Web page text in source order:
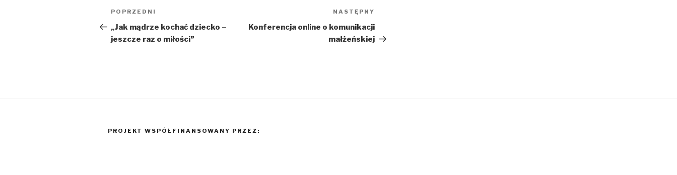
Nawigacja
wpisu
Poprzedni
wpis
POPRZEDNI
„Jak mądrze kochać dziecko –
jeszcze raz o miłości”
NASTĘPNY
Konferencja online o komunikacji
małżeńskiej
PROJEKT WSPÓŁFINANSOWANY PRZEZ: